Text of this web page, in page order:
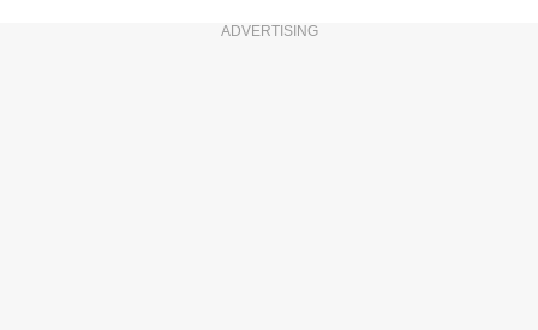
ADVERTISING